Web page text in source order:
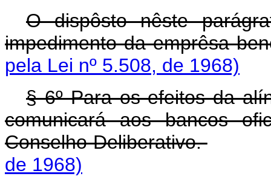
O dispôsto nêste
impedimento da emprêsa
pela Lei nº 5.508, de 1968)
§ 6º Para os efeitos da
comunicará aos bancos
Conselho Deliberativo.
de 1968)